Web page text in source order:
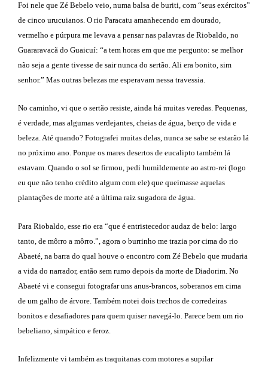
Foi nele que Zé Bebelo veio, numa balsa de buriti, com “seus exércitos”
de cinco urucuianos. O rio Paracatu amanhecendo em dourado,
vermelho e púrpura me levava a pensar nas palavras de Riobaldo, no
Guararavacã do Guaicuí: “a tem horas em que me pergunto: se melhor
não seja a gente tivesse de sair nunca do sertão. Ali era bonito, sim
senhor.” Mas outras belezas me esperavam nessa travessia.
No caminho, vi que o sertão resiste, ainda há muitas veredas. Pequenas,
é verdade, mas algumas verdejantes, cheias de água, berço de vida e
beleza. Até quando? Fotografei muitas delas, nunca se sabe se estarão lá
no próximo ano. Porque os mares desertos de eucalipto também lá
estavam. Quando o sol se firmou, pedi humildemente ao astro-rei (logo
eu que não tenho crédito algum com ele) que queimasse aquelas
plantações de morte até a última raiz sugadora de água.
Para Riobaldo, esse rio era “que é entristecedor audaz de belo: largo
tanto, de môrro a môrro.”, agora o burrinho me trazia por cima do rio
Abaeté, na barra do qual houve o encontro com Zé Bebelo que mudaria
a vida do narrador, então sem rumo depois da morte de Diadorim. No
Abaeté vi e consegui fotografar uns anus-brancos, soberanos em cima
de um galho de árvore. Também notei dois trechos de corredeiras
bonitos e desafiadores para quem quiser navegá-lo. Parece bem um rio
bebeliano, simpático e feroz.
Infelizmente vi também as traquitanas com motores a supilar